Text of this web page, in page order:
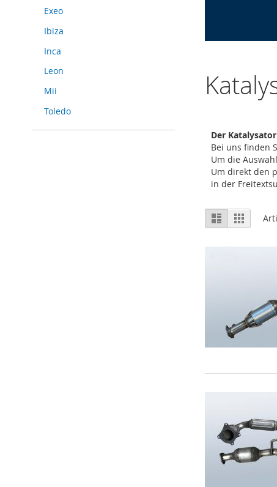
Der
Bei uns finden
Um die
Um direkt den
in der
Ansicht
als
Liste Raster
Exeo
Ibiza
Inca
Leon
Mii
Toledo